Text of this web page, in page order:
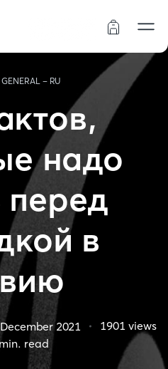
GENERAL - RU
надо
перед
в
2021 1901 views
read